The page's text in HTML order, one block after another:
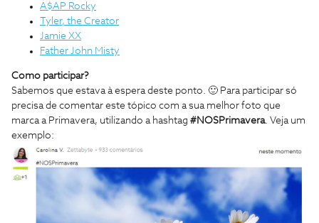
A$AP Rocky
Tyler, the Creator
Jamie XX
Father John Misty
Como participar?
Sabemos que estava à espera deste ponto. 🙂 Para participar só
precisa de comentar este tópico com a sua melhor foto que
marca a Primavera, utilizando a hashtag #NOSPrimavera. Veja um
exemplo: